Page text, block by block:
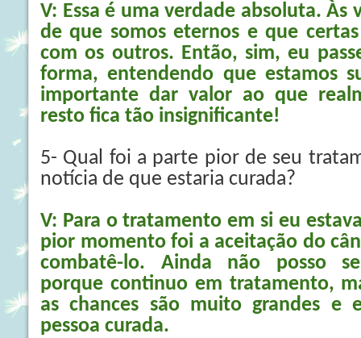
V: Essa é uma verdade absoluta. Às
de que somos eternos e que
com os outros. Então, sim, eu
forma, entendendo que estamos
importante dar valor ao que
resto fica tão insignificante!
5- Qual foi a parte pior de seu
notícia de que estaria curada?
V: Para o tratamento em si eu
pior momento foi a aceitação do
combatê-lo. Ainda não posso
porque continuo em tratamento,
as chances são muito grandes e
pessoa curada.